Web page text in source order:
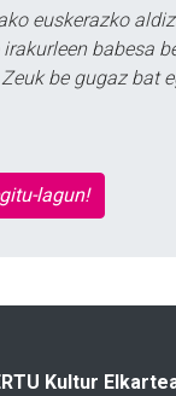
euskerazko
babesa
be gugaz bat
lagun!
Kultur